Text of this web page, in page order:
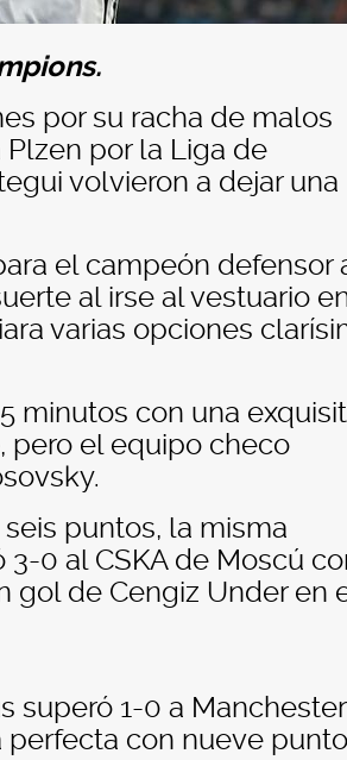
por su racha de malos
por la Liga de
volvieron a dejar una
el campeón defensor
al irse al vestuario
varias opciones
minutos con una
pero el equipo checo
puntos, la misma
0 al CSKA de Moscú
gol de Cengiz Under en
superó 1-0 a Manchester
perfecta con nueve